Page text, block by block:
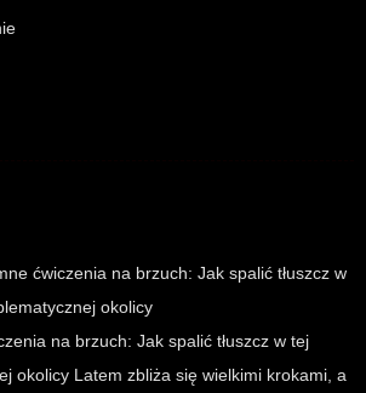
ćwiczenia na brzuch: Jak spalić tłuszcz w
okolicy
na brzuch: Jak spalić tłuszcz w tej
okolicy Latem zbliża się wielkimi krokami, a